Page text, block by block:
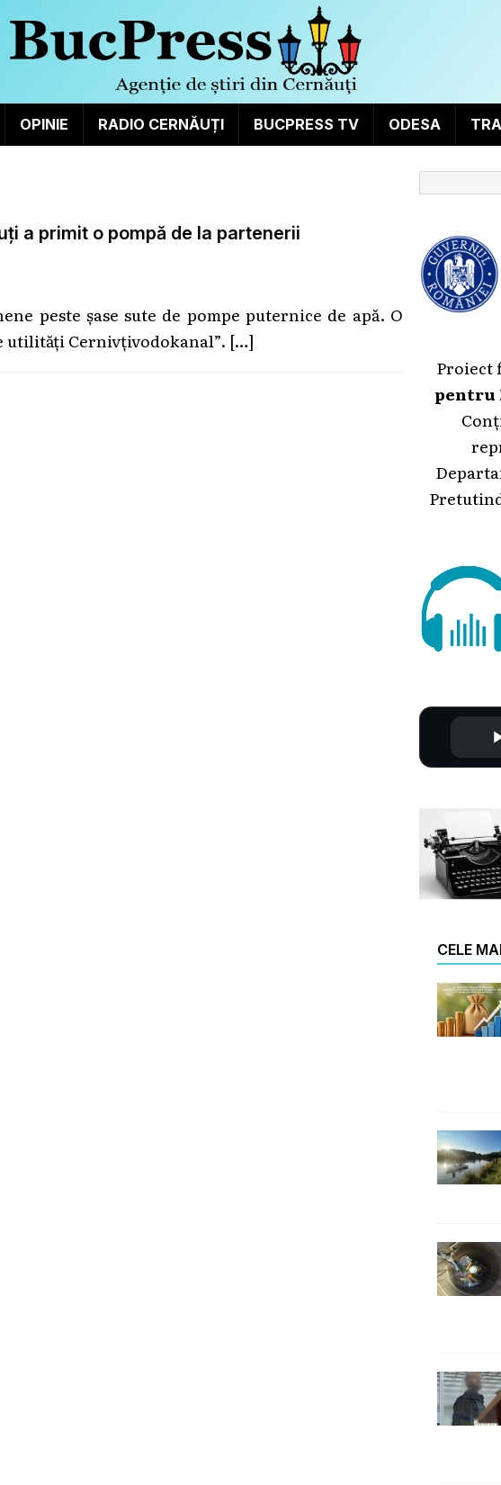
OPINIE RADIO CERNĂUȚI BUCPRESS TV ODESA
a primit o pompă de la partenerii
peste șase sute de pompe puternice de apă. O
utilități Cernivțivodokanal”. […]
Proiect
pentru
CELE